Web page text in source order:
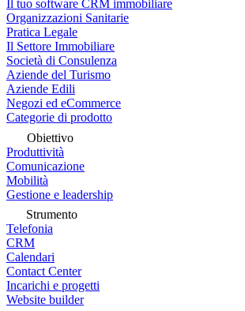
Il tuo software CRM immobiliare
Organizzazioni Sanitarie
Pratica Legale
Il Settore Immobiliare
Società di Consulenza
Aziende del Turismo
Aziende Edili
Negozi ed eCommerce
Categorie di prodotto
Obiettivo
Produttività
Comunicazione
Mobilità
Gestione e leadership
Strumento
Telefonia
CRM
Calendari
Contact Center
Incarichi e progetti
Website builder